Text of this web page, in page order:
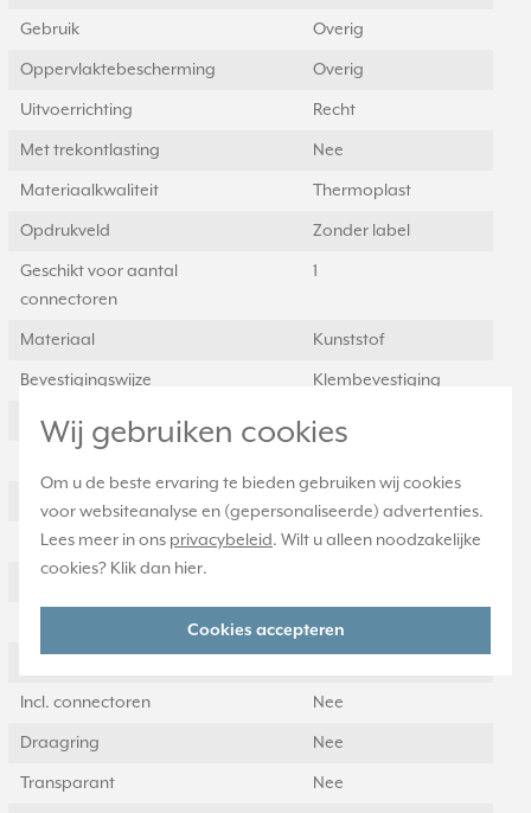
Wij gebruiken cookies
Om u de beste ervaring te bieden gebruiken wij cookies
voor websiteanalyse en (gepersonaliseerde) advertenties.
Lees meer in ons privacybeleid. Wilt u alleen noodzakelijke
cookies? Klik dan hier.
Cookies accepteren
Gebruik Overig
Oppervlaktebescherming Overig
Uitvoerrichting Recht
Met trekontlasting Nee
Materiaalkwaliteit Thermoplast
Opdrukveld Zonder label
Geschikt voor aantal
connectoren
1
Materiaal Kunststof
Bevestigingswijze Klembevestiging
Afgeschermde behuizing Nee
Kroonsteen Nee
RAL-nummer (vergelijkbaar) 1013
Incl. connectoren Nee
Draagring Nee
Transparant Nee